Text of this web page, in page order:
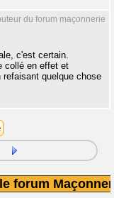
du forum maçonnerie
c'est certain.
collé en effet et
quelque chose
forum